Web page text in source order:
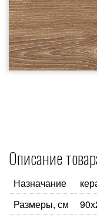
Описание
Назначание
Размеры, см